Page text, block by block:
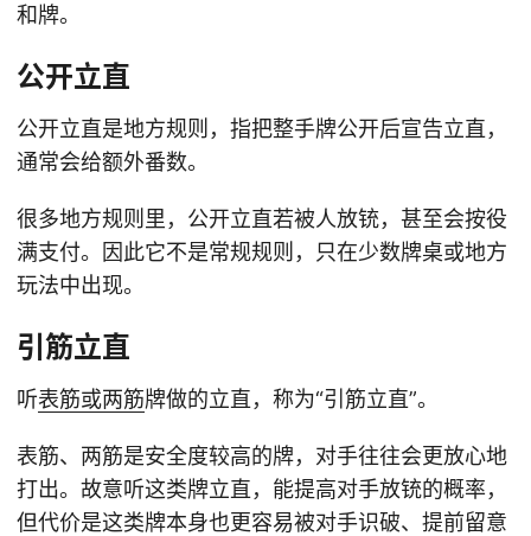
和牌。
公开立直
公开立直是地方规则，指把整手牌公开后宣告立直，
通常会给额外番数。
很多地方规则里，公开立直若被人放铳，甚至会按役
满支付。因此它不是常规规则，只在少数牌桌或地方
玩法中出现。
引筋立直
听表筋或两筋牌做的立直，称为“引筋立直”。
表筋、两筋是安全度较高的牌，对手往往会更放心地
打出。故意听这类牌立直，能提高对手放铳的概率，
但代价是这类牌本身也更容易被对手识破、提前留意